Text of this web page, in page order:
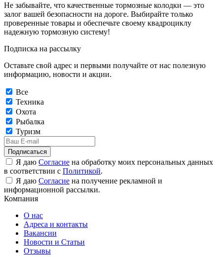
Не забывайте, что качественные тормозные колодки — это
залог вашей безопасности на дороге. Выбирайте только
проверенные товары и обеспечьте своему квадроциклу
надежную тормозную систему!
Подписка на рассылку
Оставьте свой адрес и первыми получайте от нас полезную
информацию, новости и акции.
Все
Техника
Охота
Рыбалка
Туризм
Подписаться
Я даю Согласие на обработку моих персональных данных
в соответствии с Политикой.
Я даю Согласие на получение рекламной и
информационной рассылки.
Компания
О нас
Адреса и контакты
Вакансии
Новости и Статьи
Отзывы